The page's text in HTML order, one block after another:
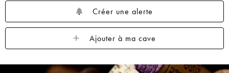
Créer une alerte
Ajouter à ma cave